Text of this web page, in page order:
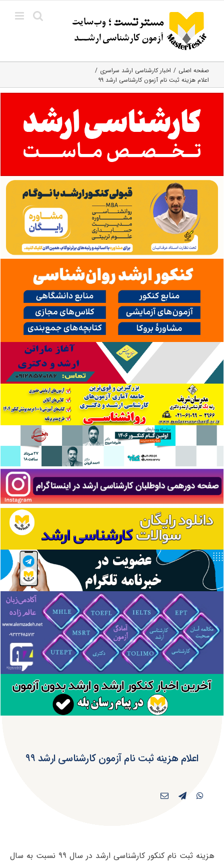
content
صفحه اصلی
اخبار کارشناسی ارشد سراسری
اعلام هزینه ثبت‌ نام آزمون کارشناسی ارشد ۹۹
اعلام هزینه ثبت‌ نام آزمون کارشناسی ارشد ۹۹
هزینه ثبت نام کنکور کارشناسی ارشد در سال ۹۹ نسبت به سال